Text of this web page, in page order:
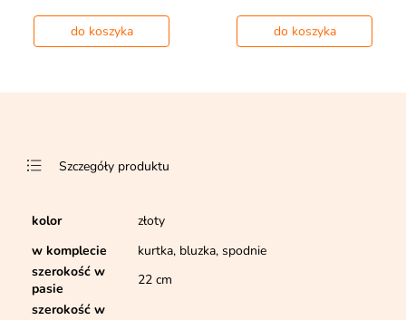
do koszyka do koszyka
Szczegóły produktu
kolor
złoty
w komplecie
kurtka, bluzka, spodnie
szerokość w
pasie
22 cm
szerokość w